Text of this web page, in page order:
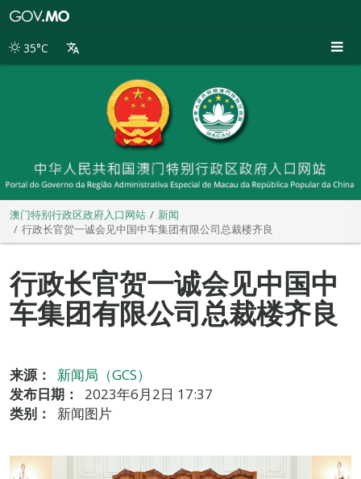
别
35°C
澳门特别行政区政府入口网站
新闻
行政长官贺一诚会见中国中车集团有限公司总裁楼齐良
行政长官贺一诚会见中国中
车集团有限公司总裁楼齐良
来源：
新闻局（GCS）
发布日期：
2023年6月2日 17:37
类别：
新闻图片